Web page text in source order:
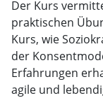
Der Kurs
praktischen
Kurs, wie
der
Erfahrungen
agile und